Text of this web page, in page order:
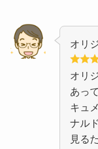
オリ
オリ
あっ
キュ
ナル
見る